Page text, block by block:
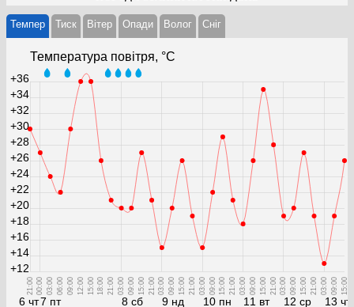
Темпер Тиск Вітер Опади Волог Cніг
Температура повітря, °С
6 чт
21:00
7 пт
00:00 03:00 06:00 09:00 12:00 15:00 18:00 21:00
8 сб
03:00 09:00 15:00 21:00
9 нд
03:00 09:00 15:00 21:00
10 пн
03:00 09:00 15:00 21:00
11 вт
03:00 09:00 15:00 21:00
12 ср
03:00 09:00 15:00 21:00
13 чт
03:00 09:00 15:00
+12
+14
+16
+18
+20
+22
+24
+26
+28
+30
+32
+34
+36